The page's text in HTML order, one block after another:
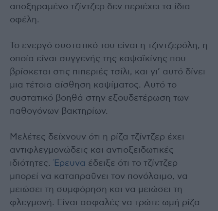
αποξηραμένο τζίντζερ δεν περιέχει τα ίδια
οφέλη.
Το ενεργό συστατικό του είναι η τζιντζερόλη, η
οποία είναι συγγενής της καψαϊκίνης που
βρίσκεται στις πιπεριές τσίλι, και γι’ αυτό δίνει
μια τέτοια αίσθηση καψίματος. Αυτό το
συστατικό βοηθά στην εξουδετέρωση των
παθογόνων βακτηρίων.
Μελέτες δείχνουν ότι η ρίζα τζίντζερ έχει
αντιφλεγμονώδεις και αντιοξειδωτικές
ιδιότητες.
Έρευνα έδειξε ότι το τζίντζερ
μπορεί να καταπραΰνει τον πονόλαιμο, να
μειώσει τη συμφόρηση και να μειώσει τη
φλεγμονή. Είναι ασφαλές να τρώτε ωμή ρίζα